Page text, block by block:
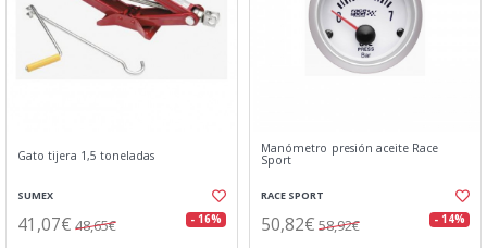
Gato tijera 1,5 toneladas
SUMEX
41,07€ 48,65€ - 16%
Manómetro presión aceite Race
Sport
RACE SPORT
50,82€ 58,92€ - 14%